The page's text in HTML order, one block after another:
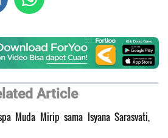
Article
Muda Mirip sama Isyana Sarasvati,